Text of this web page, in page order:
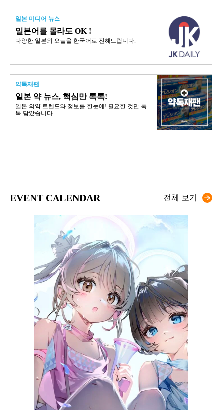
일본 미디어 뉴스
일본어를 몰라도 OK !
다양한 일본의 오늘을 한국어로 전해드립니다.
약톡재팬
일본 약 뉴스, 핵심만 톡톡!
일본 의약 트렌드와 정보를 한눈에! 필요한 것만 톡
톡 담았습니다.
EVENT CALENDAR 전체 보기